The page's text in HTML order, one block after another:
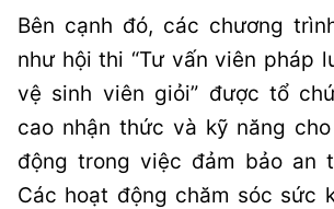
Bên cạnh đó, các chương
như hội thi “Tư vấn viên pháp
vệ sinh viên giỏi” được tổ
cao nhận thức và kỹ năng
động trong việc đảm bảo an
Các hoạt động chăm sóc sức